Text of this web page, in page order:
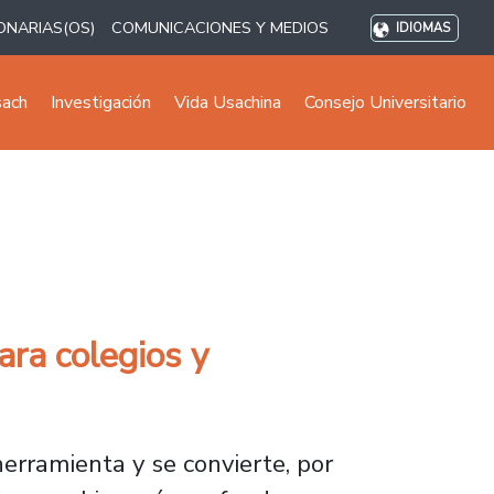
COMUNICACIONES Y MEDIOS IDIOMAS
Investigación Vida Usachina Consejo Universitario
colegios y
y se convierte, por